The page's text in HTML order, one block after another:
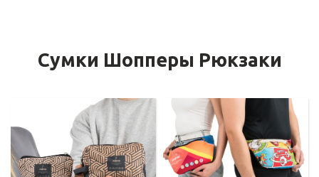
Сумки Шопперы Рюкзаки